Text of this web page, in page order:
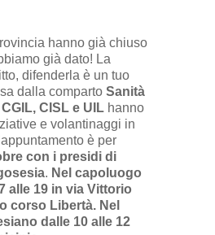
hanno già chiuso
già dato! La
difenderla è un tuo
dalla comparto Sanità
CGIL, CISL e UIL hanno
e volantinaggi in
è per
con i presidi di
. Nel capoluogo
alle 19 in via Vittorio
corso Libertà. Nel
dalle 10 alle 12